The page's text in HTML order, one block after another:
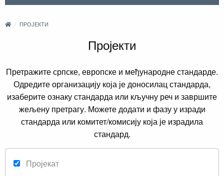
ПРОЈЕКТИ
Пројекти
Претражите српске, европске и међународне стандарде.
Одредите организацију која је доносилац стандарда,
изаберите ознаку стандарда или кључну реч и завршите
жељену претрагу. Можете додати и фазу у изради
стандарда или комитет/комисију која је израдила
стандард.
Пројекат